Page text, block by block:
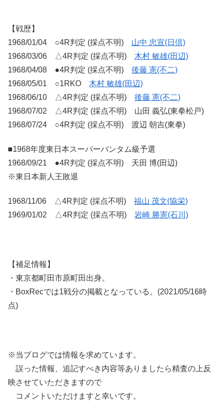
【戦歴】
1968/01/04 ○4R判定 (採点不明) 山中 忠宣(日倶)
1968/03/06 △4R判定 (採点不明) 木村 敏雄(田辺)
1968/04/08 ●4R判定 (採点不明) 後藤 憲(不二)
1968/05/01 ○1RKO 木村 敏雄(田辺)
1968/06/10 △4R判定 (採点不明) 後藤 憲(不二)
1968/07/02 △4R判定 (採点不明) 山田 義弘(東拳松戸)
1968/07/24 ○4R判定 (採点不明) 渡辺 朝吉(東拳)
■1968年度東日本スーパーバンタム級予選
1968/09/21 ●4R判定 (採点不明) 天田 博(田辺)
※東日本新人王敗退
1968/11/06 △4R判定 (採点不明) 福山 茂文(協栄)
1969/01/02 △4R判定 (採点不明) 岩崎 勝憲(石川)
【補足情報】
・東京都町田市原町田出身。
・BoxRecでは1戦分の掲載となっている。(2021/05/16時
点)
※当ブログでは情報を求めています。
誤った情報、追記すべき内容等ありましたら精査の上反
映させていただきますので
コメントいただけますと幸いです。